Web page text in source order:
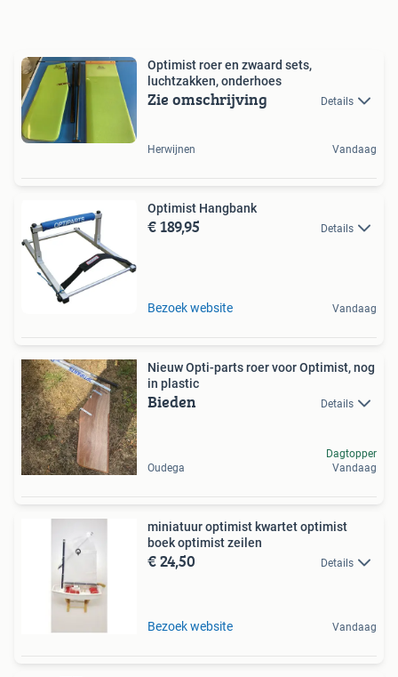
Optimist roer en zwaard sets,
luchtzakken, onderhoes
Zie omschrijving Details
Herwijnen Vandaag
Optimist Hangbank
€ 189,95 Details
Bezoek website Vandaag
Nieuw Opti-parts roer voor Optimist, nog
in plastic
Bieden Details
Oudega
Dagtopper
Vandaag
miniatuur optimist kwartet optimist
boek optimist zeilen
€ 24,50 Details
Bezoek website Vandaag